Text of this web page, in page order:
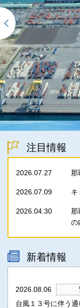
注目情報
2026.07.27 那
2026.07.09 キ
2026.04.30
那
の
新着情報
2026.08.06
台風１３号に伴う